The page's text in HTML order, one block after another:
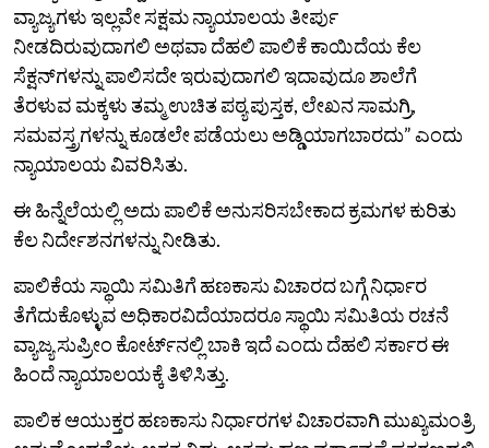
ವ್ಯಾಜ್ಯಗಳು ಇಲ್ಲವೇ ಸಕ್ಷಮ ನ್ಯಾಯಾಲಯ ತೀರ್ಪು
ನೀಡದಿರುವುದಾಗಲಿ ಅಥವಾ ದೆಹಲಿ ಪಾಲಿಕೆ ಕಾಯಿದೆಯ ಕೆಲ
ಸೆಕ್ಷನ್‌ಗಳನ್ನು ಪಾಲಿಸದೇ ಇರುವುದಾಗಲಿ ಇದಾವುದೂ ಶಾಲೆಗೆ
ತೆರಳುವ ಮಕ್ಕಳು ತಮ್ಮ ಉಚಿತ ಪಠ್ಯ ಪುಸ್ತಕ, ಲೇಖನ ಸಾಮಗ್ರಿ,
ಸಮವಸ್ತ್ರಗಳನ್ನು ಕೂಡಲೇ ಪಡೆಯಲು ಅಡ್ಡಿಯಾಗಬಾರದು” ಎಂದು
ನ್ಯಾಯಾಲಯ ವಿವರಿಸಿತು.
ಈ ಹಿನ್ನೆಲೆಯಲ್ಲಿ ಅದು ಪಾಲಿಕೆ ಅನುಸರಿಸಬೇಕಾದ ಕ್ರಮಗಳ ಕುರಿತು
ಕೆಲ ನಿರ್ದೇಶನಗಳನ್ನು ನೀಡಿತು.
ಪಾಲಿಕೆಯ ಸ್ಥಾಯಿ ಸಮಿತಿಗೆ ಹಣಕಾಸು ವಿಚಾರದ ಬಗ್ಗೆ ನಿರ್ಧಾರ
ತೆಗೆದುಕೊಳ್ಳುವ ಅಧಿಕಾರವಿದೆಯಾದರೂ ಸ್ಥಾಯಿ ಸಮಿತಿಯ ರಚನೆ
ವ್ಯಾಜ್ಯ ಸುಪ್ರೀಂ ಕೋರ್ಟ್‌ನಲ್ಲಿ ಬಾಕಿ ಇದೆ ಎಂದು ದೆಹಲಿ ಸರ್ಕಾರ ಈ
ಹಿಂದೆ ನ್ಯಾಯಾಲಯಕ್ಕೆ ತಿಳಿಸಿತ್ತು.
ಪಾಲಿಕ ಆಯುಕ್ತರ ಹಣಕಾಸು ನಿರ್ಧಾರಗಳ ವಿಚಾರವಾಗಿ ಮುಖ್ಯಮಂತ್ರಿ